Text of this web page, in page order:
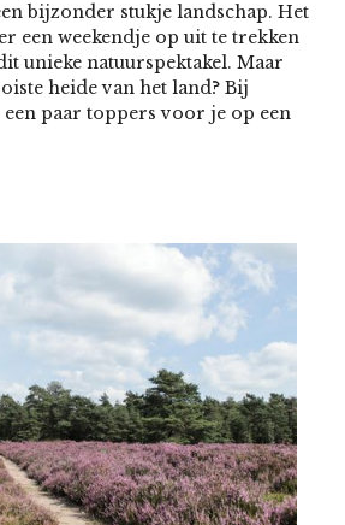
bijzonder stukje landschap. Het
een weekendje op uit te trekken
unieke natuurspektakel. Maar
heide van het land? Bij
paar toppers voor je op een